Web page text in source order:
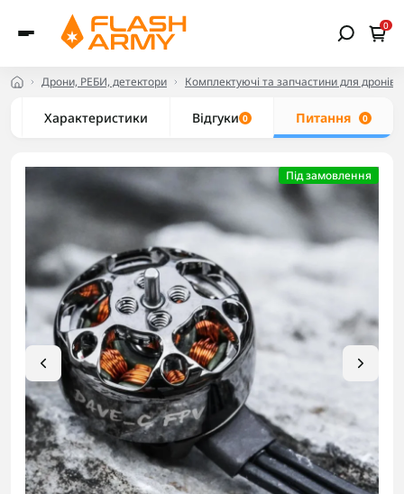
0
Дрони, РЕБИ, детектори Комплектуючі та запчастини для дронів
Характеристики Відгуки 0 Питання 0
Під замовлення